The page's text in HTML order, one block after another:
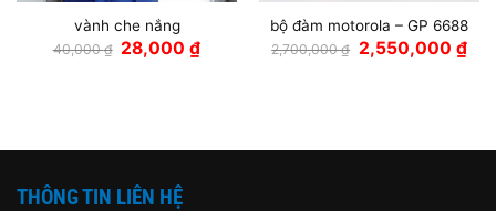
vành che nắng
40,000₫ Giá
gốc
28,000₫Giá
bộ đàm motorola – GP 6688
2,700,000₫ Giá
gốc
2,550,000 ₫Giá
hiện
THÔNG TIN LIÊN HỆ